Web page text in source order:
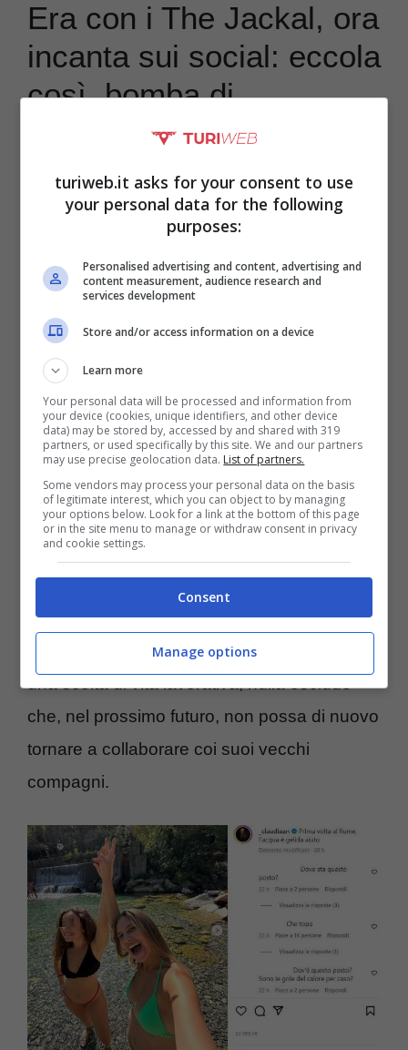
Era con i The Jackal, ora
incanta sui social: eccola
così, bomba di
sensualità
Dopo diverso tempo insieme ai The Jackal (è
entrata a far parte del gruppo nel 2019) lo
scorso annoClaudia Napolitano ha deciso
di abbandonare il progetto artistico,
rimanendo comunque in buonissimi rapporti
con tutti.
Napolitano (vista anche nella terza stagione
di Che Dio ci aiuti) è stata semplicemente
una scelta di vita lavorativa; nulla esclude
che, nel prossimo futuro, non possa di nuovo
tornare a collaborare coi suoi vecchi
compagni.
turiweb.it asks for your consent to use
your personal data for the following
purposes:
Personalised advertising and content, advertising and
content measurement, audience research and
services development
Store and/or access information on a device
Learn more
Your personal data will be processed and information from
your device (cookies, unique identifiers, and other device
data) may be stored by, accessed by and shared with 319
partners, or used specifically by this site. We and our partners
may use precise geolocation data. List of partners.
Some vendors may process your personal data on the basis
of legitimate interest, which you can object to by managing
your options below. Look for a link at the bottom of this page
or in the site menu to manage or withdraw consent in privacy
and cookie settings.
Consent
Manage options